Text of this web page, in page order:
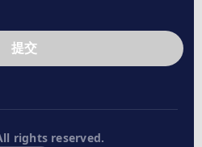
提交
rights reserved.